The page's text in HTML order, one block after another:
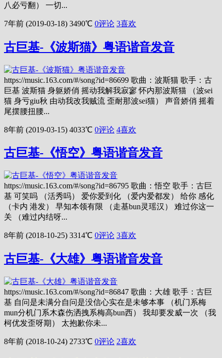
八必亏翻） 一切...
7年前 (2019-03-18) 3490℃ 0评论 3喜欢
古巨基-《波斯猫》粤语谐音发音
https://music.163.com/#/song?id=86699 歌曲：波斯猫 歌手：古
巨基 波斯猫 身躯娇俏 摇动我解我寂寥 怀内那波斯猫 （波sei
猫 身亏giu秋 由动我改我贼流 歪耐那波sei猫） 声音娇俏 摇着
尾摆腰扭腰...
8年前 (2019-03-15) 4033℃ 0评论 4喜欢
古巨基-《悟空》粤语谐音发音
https://music.163.com/#/song?id=86795 歌曲：悟空 歌手：古巨
基 可笑吗 （活秀吗） 爱你爱到化 （爱内爱都发） 给你 感化
（卡内 港发） 早知本领有限 （走基bun灵瑶汉） 难过你这一
关 （难过内结呀...
8年前 (2018-10-25) 3314℃ 0评论 3喜欢
古巨基-《大雄》粤语谐音发音
https://music.163.com/#/song?id=86847 歌曲：大雄 歌手：古巨
基 自问是未满分自问是没信心实在是未够本事 （机门系梅
mun分机门系木森伤洒拽系梅高bun西） 我却要发威一次 （我
柯优发歪呀期） 太抱歉你未...
8年前 (2018-10-24) 2733℃ 0评论 2喜欢